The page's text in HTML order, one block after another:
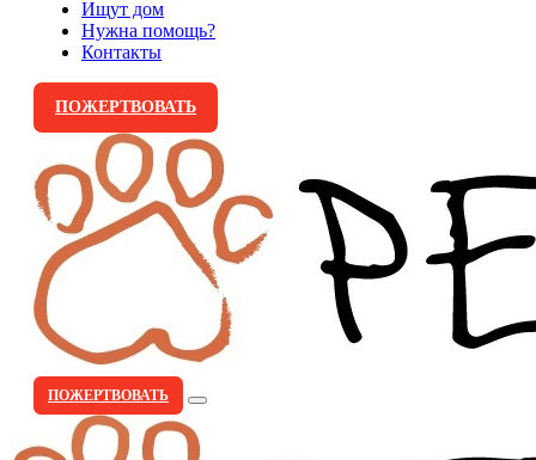
Ищут дом
Нужна помощь?
Контакты
ПОЖЕРТВОВАТЬ
ПОЖЕРТВОВАТЬ